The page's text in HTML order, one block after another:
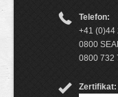
Telefon:
+41 (0)44
0800
0800 732
Zertifikat: